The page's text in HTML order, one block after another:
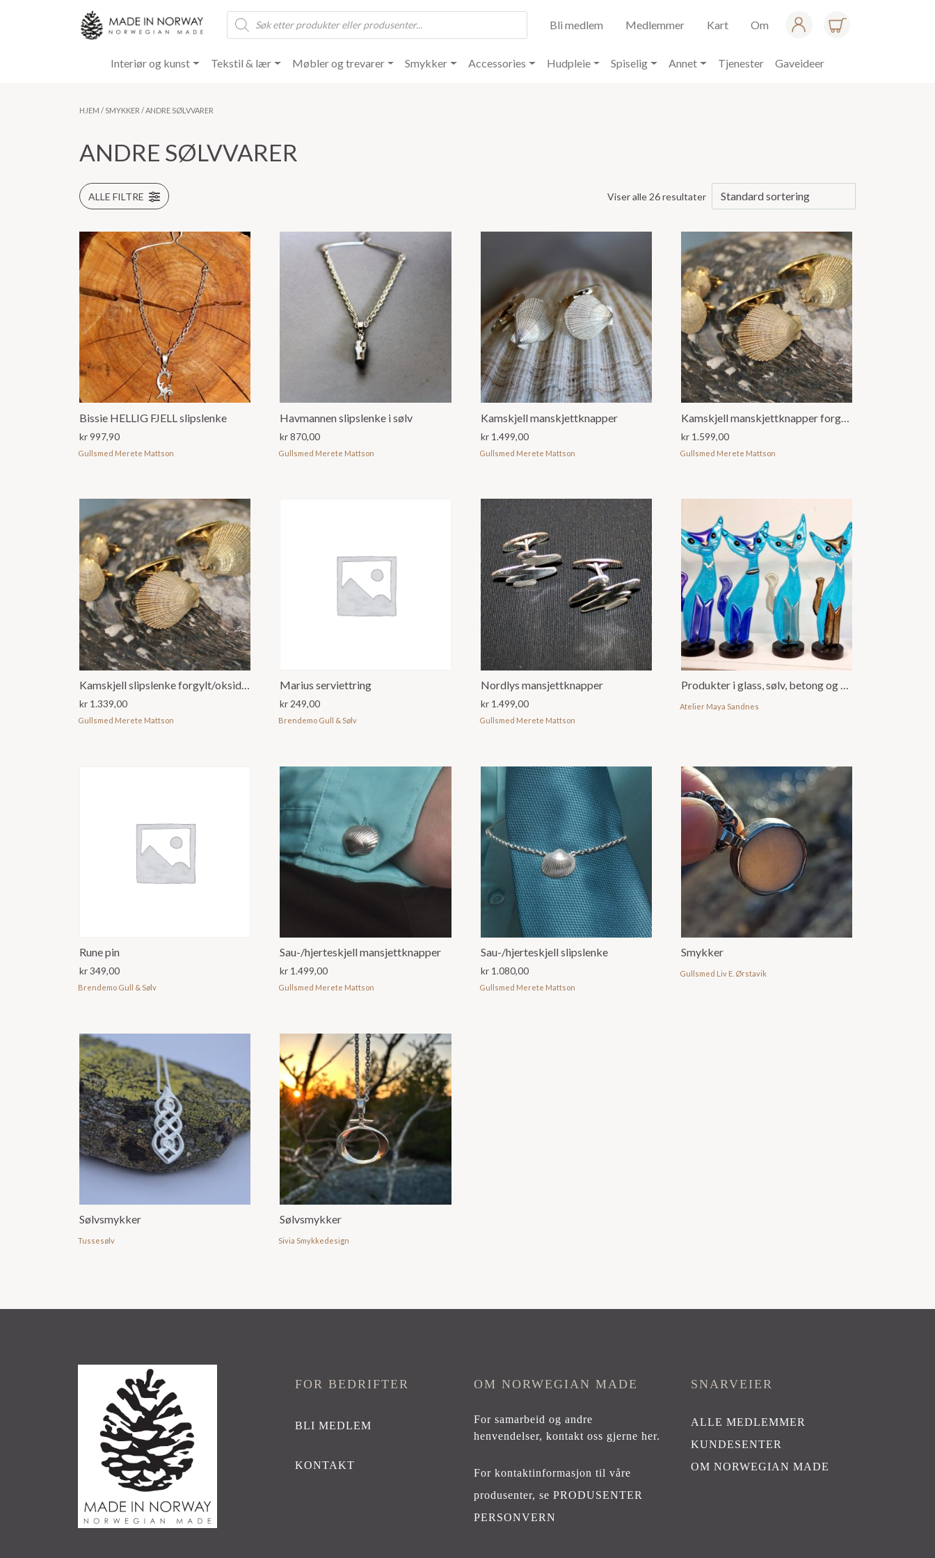
Products
search
Bli medlem Medlemmer Kart Om
Interiør og kunst Tekstil & lær Møbler og trevarer Smykker Accessories Hudpleie Spiselig Annet Tjenester Gaveideer
HJEM / SMYKKER / ANDRE SØLVVARER
ANDRE SØLVVARER
ALLE FILTRE Viser alle 26 resultater
Bissie HELLIG FJELL slipslenke
kr997,90
Gullsmed Merete Mattson
Havmannen slipslenke i sølv
kr870,00
Gullsmed Merete Mattson
Kamskjell manskjettknapper
kr1.499,00
Gullsmed Merete Mattson
kr 1.599,00
Gullsmed Merete Mattson
kr 1.339,00
Gullsmed Merete Mattson
Marius serviettring
kr 249,00
Brendemo Gull & Sølv
Nordlys mansjettknapper
kr1.499,00
Gullsmed Merete Mattson
Atelier Maya Sandnes
Rune pin
kr349,00
Brendemo Gull & Sølv
Sau-/hjerteskjell mansjettknapper
kr 1.499,00
Gullsmed Merete Mattson
Sau-/hjerteskjell slipslenke
kr1.080,00
Gullsmed Merete Mattson
Smykker
Gullsmed Liv E. Ørstavik
Sølvsmykker
Tussesølv
Sølvsmykker
Sivia Smykkedesign
FOR BEDRIFTER
BLI MEDLEM
KONTAKT
OM NORWEGIAN MADE
For samarbeid og andre
henvendelser,kontakt oss gjerne her.
For kontaktinformasjon til våre
produsenter, sePRODUSENTER
PERSONVERN
SNARVEIER
ALLE MEDLEMMER
KUNDESENTER
OM NORWEGIAN MADE